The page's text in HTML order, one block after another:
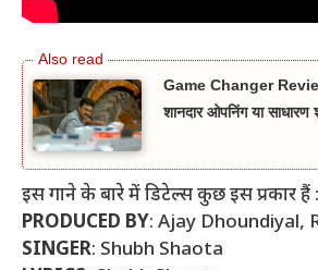
Game Changer
शानदार ओपनिंग या
इस गाने के बारे में डिटेल्स कुछ इस प्रकार हैं
PRODUCED BY: Ajay Dhoundiyal,
SINGER: Shubh Shaota